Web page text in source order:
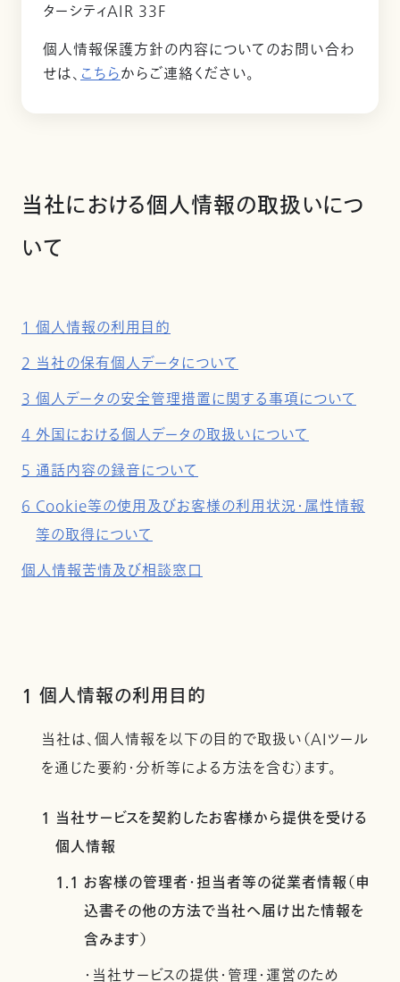
ターシティAIR 33F
個人情報保護方針の内容についてのお問い合わ
せは、こちらからご連絡ください。
当社における個人情報の取扱いにつ
いて
1 個人情報の利用目的
2 当社の保有個人データについて
3 個人データの安全管理措置に関する事項について
4 外国における個人データの取扱いについて
5 通話内容の録音について
6 Cookie等の使用及びお客様の利用状況・属性情報
等の取得について
個人情報苦情及び相談窓口
1 個人情報の利用目的
当社は、個人情報を以下の目的で取扱い（AIツール
を通じた要約・分析等による方法を含む）ます。
1 当社サービスを契約したお客様から提供を受ける
個人情報
1.1 お客様の管理者・担当者等の従業者情報（申
込書その他の方法で当社へ届け出た情報を
含みます）
・当社サービスの提供・管理・運営のため